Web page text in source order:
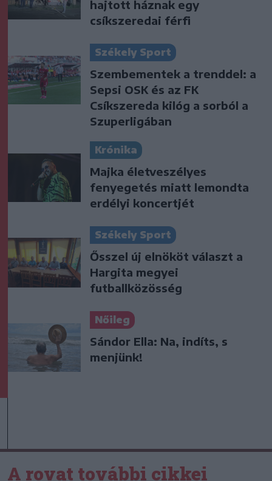
hajtott háznak egy
csíkszeredai férfi
Székely Sport
Szembementek a trenddel: a
Sepsi OSK és az FK
Csíkszereda kilóg a sorból a
Szuperligában
Krónika
Majka életveszélyes
fenyegetés miatt lemondta
erdélyi koncertjét
Székely Sport
Ősszel új elnököt választ a
Hargita megyei
futballközösség
Nőileg
Sándor Ella: Na, indíts, s
menjünk!
A rovat további cikkei